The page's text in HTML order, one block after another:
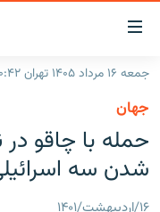
لینک‌های
قابلیت
دسترسی
بازگشت
منوی
اصلی
رفتن
ایران
جهان
جمعه ۱۶ مرداد ۱۴۰۵ تهران ۱۰:۴۲
جهان
حمله با چاقو
شدن سه
۱۶/اردیبهشت/۱۴۰۱